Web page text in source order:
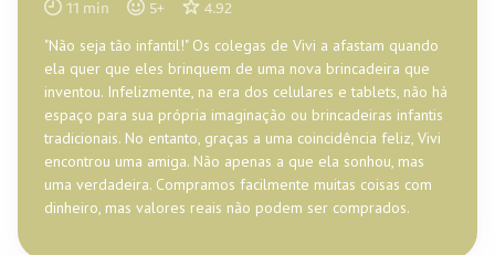
11 min 5+ 4.92
"Não seja tão infantil!" Os colegas de Vivi a afastam quando
ela quer que eles brinquem de uma nova brincadeira que
inventou. Infelizmente, na era dos celulares e tablets, não há
espaço para sua própria imaginação ou brincadeiras infantis
tradicionais. No entanto, graças a uma coincidência feliz, Vivi
encontrou uma amiga. Não apenas a que ela sonhou, mas
uma verdadeira. Compramos facilmente muitas coisas com
dinheiro, mas valores reais não podem ser comprados.